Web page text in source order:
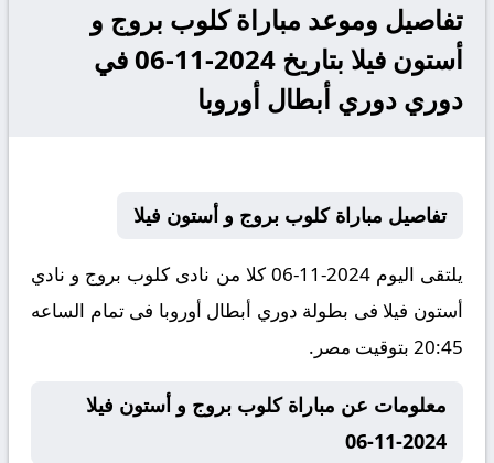
تفاصيل وموعد مباراة كلوب بروج و
أستون فيلا بتاريخ 2024-11-06 في
دوري دوري أبطال أوروبا
تفاصيل مباراة كلوب بروج و أستون فيلا
يلتقى اليوم 2024-11-06 كلا من نادى كلوب بروج و نادي
أستون فيلا فى بطولة دوري أبطال أوروبا فى تمام الساعه
20:45 بتوقيت مصر.
معلومات عن مباراة كلوب بروج و أستون فيلا
2024-11-06